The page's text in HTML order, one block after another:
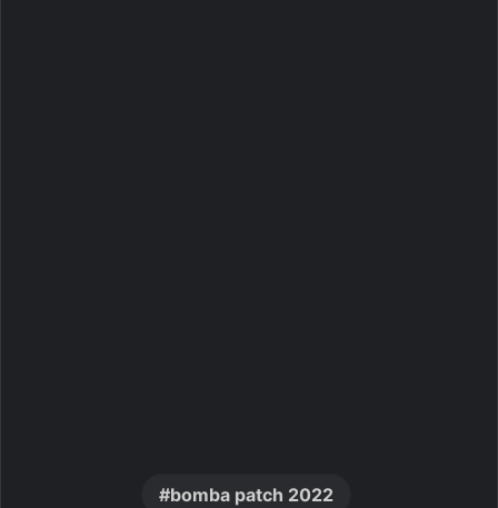
bomba patch 2022